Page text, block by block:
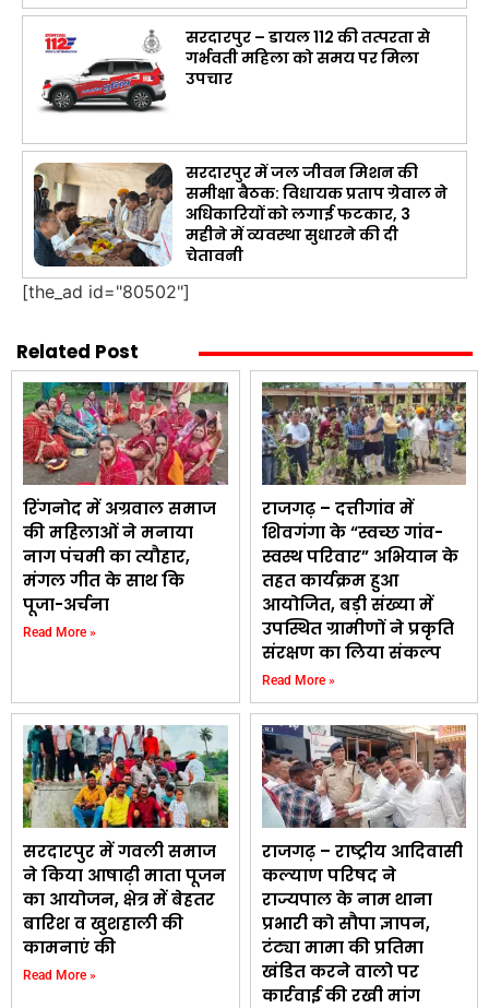
सरदारपुर – डायल 112 की तत्परता से
गर्भवती महिला को समय पर मिला
उपचार
सरदारपुर में जल जीवन मिशन की
समीक्षा बैठक: विधायक प्रताप ग्रेवाल ने
अधिकारियों को लगाई फटकार, 3
महीने में व्यवस्था सुधारने की दी
चेतावनी
[the_ad id="80502"]
Related Post
रिंगनोद में अग्रवाल समाज
की महिलाओं ने मनाया
नाग पंचमी का त्यौहार,
मंगल गीत के साथ कि
पूजा-अर्चना
Read More »
राजगढ़ – दत्तीगांव में
शिवगंगा के “स्वच्छ गांव-
स्वस्थ परिवार” अभियान के
तहत कार्यक्रम हुआ
आयोजित, बड़ी संख्या में
उपस्थित ग्रामीणों ने प्रकृति
संरक्षण का लिया संकल्प
Read More »
सरदारपुर में गवली समाज
ने किया आषाढ़ी माता पूजन
का आयोजन, क्षेत्र में बेहतर
बारिश व खुशहाली की
कामनाएं की
Read More »
राजगढ़ – राष्ट्रीय आदिवासी
कल्याण परिषद ने
राज्यपाल के नाम थाना
प्रभारी को सौपा ज्ञापन,
टंट्या मामा की प्रतिमा
खंडित करने वालो पर
कार्रवाई की रखी मांग